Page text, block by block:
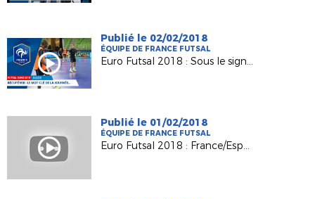
Publié le 02/02/2018
ÉQUIPE DE FRANCE FUTSAL
Euro Futsal 2018 : Sous le signe de la récupération
Publié le 01/02/2018
ÉQUIPE DE FRANCE FUTSAL
Euro Futsal 2018 : France/Espagne - les buts